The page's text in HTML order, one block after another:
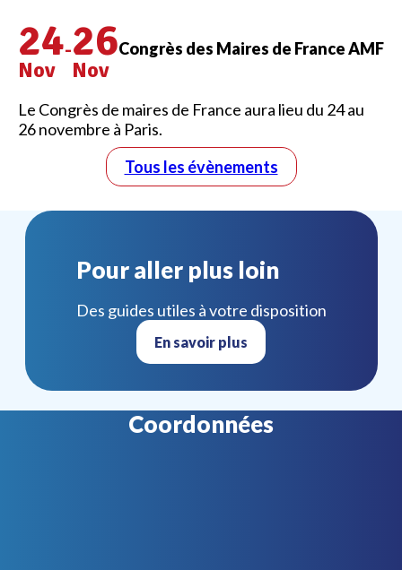
24
Nov
-26
Nov
Congrès des Maires de France AMF
Le Congrès de maires de France aura lieu du 24 au
26 novembre à Paris.
Tous les évènements
Pour aller plus loin
Des guides utiles à votre disposition
En savoir plus
Coordonnées